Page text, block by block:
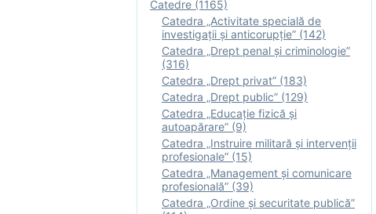
Catedre (1165)
Catedra „Activitate specială de
investigaţii şi anticorupție” (142)
Catedra „Drept penal și criminologie”
(316)
Catedra „Drept privat” (183)
Catedra „Drept public” (129)
Catedra „Educație fizică şi
autoapărare” (9)
Catedra „Instruire militară şi intervenţii
profesionale” (15)
Catedra „Management și comunicare
profesională” (39)
Catedra „Ordine și securitate publică”